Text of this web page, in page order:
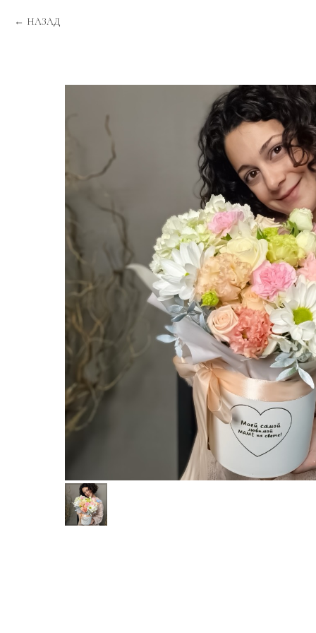
НАЗАД